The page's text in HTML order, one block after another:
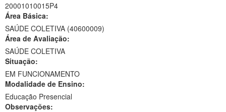
Ministério da Saúde
Ministério de Minas e Energia
Ministério da Ciência, Tecnologia, Inovações e Comunicações
Ministério do Meio Ambiente
Ministério do Turismo
Ministério do Desenvolvimento Regional
20001010015P4
Área Básica:
SAÚDE COLETIVA (40600009)
Área de Avaliação:
SAÚDE COLETIVA
Situação:
EM FUNCIONAMENTO
Modalidade de Ensino:
Educação Presencial
Observações: